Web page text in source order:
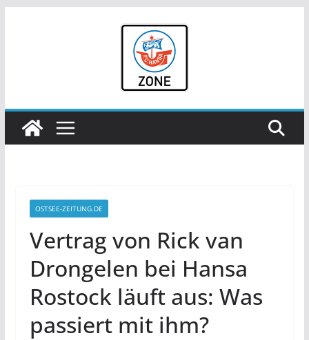
OSTSEE-ZEITUNG.DE
Vertrag von Rick van
Drongelen bei Hansa
Rostock läuft aus: Was
passiert mit ihm?